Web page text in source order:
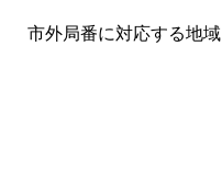
市外局番に対応する地域